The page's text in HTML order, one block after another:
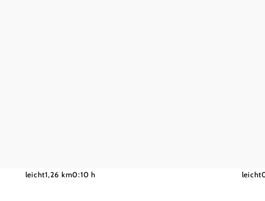
Wienerwald Tourismus GmbH / Christoph Kerschbaum
leicht1,26 km0:10 h leicht